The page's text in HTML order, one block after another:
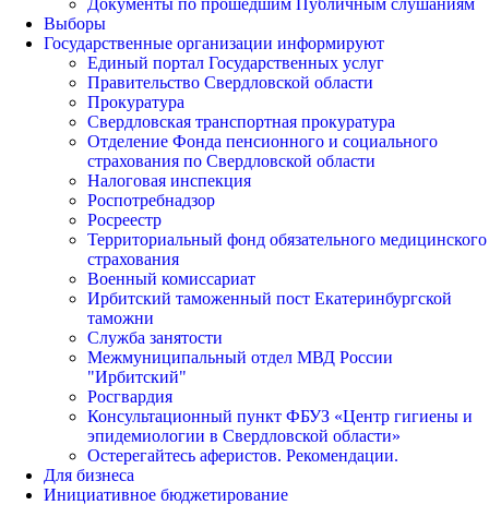
Документы по прошедшим Публичным слушаниям
Выборы
Государственные организации информируют
Единый портал Государственных услуг
Правительство Свердловской области
Прокуратура
Свердловская транспортная прокуратура
Отделение Фонда пенсионного и социального
страхования по Свердловской области
Налоговая инспекция
Роспотребнадзор
Росреестр
Территориальный фонд обязательного медицинского
страхования
Военный комиссариат
Ирбитский таможенный пост Екатеринбургской
таможни
Служба занятости
Межмуниципальный отдел МВД России
"Ирбитский"
Росгвардия
Консультационный пункт ФБУЗ «Центр гигиены и
эпидемиологии в Свердловской области»
Остерегайтесь аферистов. Рекомендации.
Для бизнеса
Инициативное бюджетирование